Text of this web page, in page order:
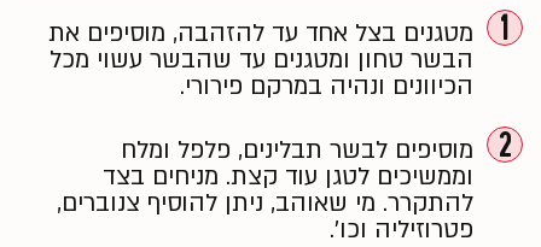
1
מטגנים בצל אחד עד להזהבה, מוסיפים את
הבשר טחון ומטגנים עד שהבשר עשוי מכל
הכיוונים ונהיה במרקם פירורי.
2
מוסיפים לבשר תבלינים, פלפל ומלח
וממשיכים לטגן עוד קצת. מניחים בצד
להתקרר. מי שאוהב, ניתן להוסיף צנוברים,
פטרוזיליה וכו'.